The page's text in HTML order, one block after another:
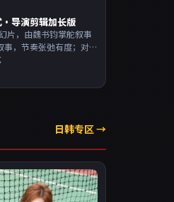
·导演剪辑加长版
片，由魏书钧掌舵叙事
事，节奏张弛有度；对
主演以演技派为主，
系的观众加入片单。
日韩专区 →